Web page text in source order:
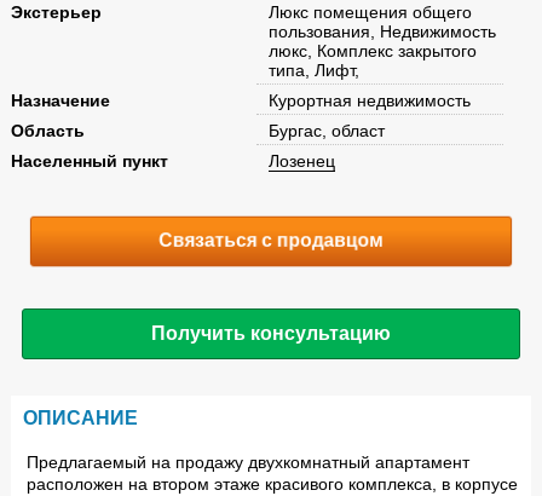
Экстерьер
Люкс помещения общего
пользования, Недвижимость
люкс, Комплекс закрытого
типа, Лифт,
Назначение
Курортная недвижимость
Область
Бургас, област
Населенный пункт
Лозенец
Связаться с продавцом
Получить консультацию
ОПИСАНИЕ
Предлагаемый на продажу двухкомнатный апартамент
расположен на втором этаже красивого комплекса, в корпусе